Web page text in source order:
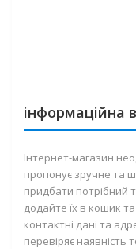
інформаційна
Інтернет-магазин
пропонує зручне та
придбати потрібний
додайте їх в кошик
контактні дані та
перевіряє наявність